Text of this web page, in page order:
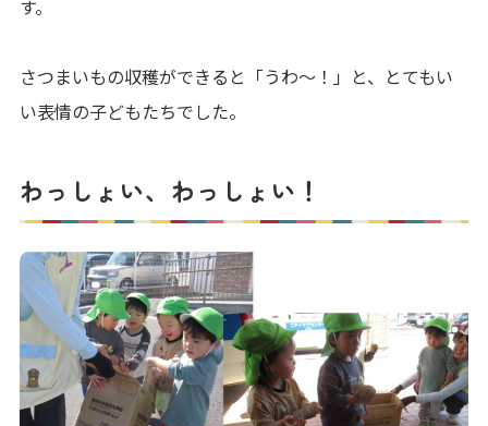
す。
さつまいもの収穫ができると「うわ～！」と、とてもい
い表情の子どもたちでした。
わっしょい、わっしょい！